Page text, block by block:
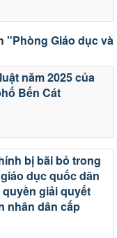
"Phòng Giáo dục và
năm 2025 của
Bến Cát
bị bãi bỏ trong
dục quốc dân
giải quyết
nhân dân cấp